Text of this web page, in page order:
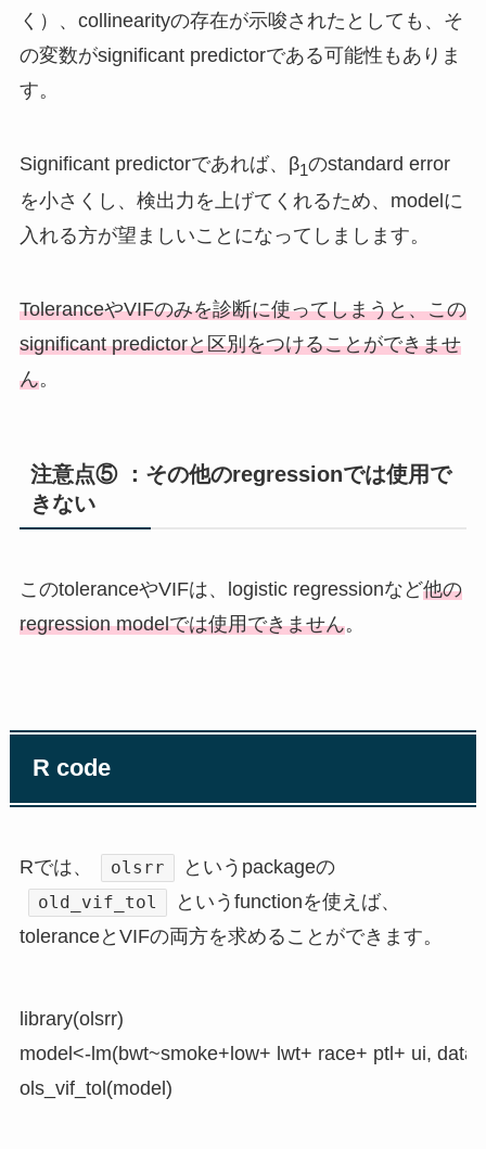
く）、collinearityの存在が示唆されたとしても、そ
の変数がsignificant predictorである可能性もありま
す。
Significant predictorであれば、β1のstandard error
を小さくし、検出力を上げてくれるため、modelに
入れる方が望ましいことになってしまします。
ToleranceやVIFのみを診断に使ってしまうと、この
significant predictorと区別をつけることができませ
ん。
注意点⑤ ：その他のregressionでは使用で
きない
このtoleranceやVIFは、logistic regressionなど他の
regression modelでは使用できません。
R code
Rでは、 olsrr というpackageの
old_vif_tol
というfunctionを使えば、
toleranceとVIFの両方を求めることができます。
library(olsrr)
model<-lm(bwt~smoke+low+ lwt+ race+ ptl+ ui,
ols_vif_tol(model)